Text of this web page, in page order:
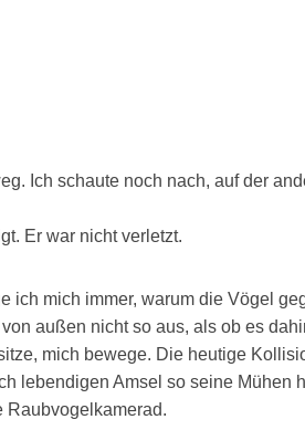
Ich schaute noch nach, auf der
Er war nicht verletzt.
ich mich immer, warum die Vögel
außen nicht so aus, als ob es
mich bewege. Die heutige
lebendigen Amsel so seine Mühen
Raubvogelkamerad.